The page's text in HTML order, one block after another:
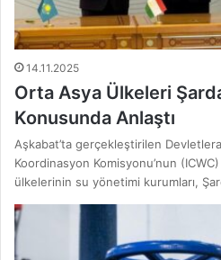
14.11.2025
Orta Asya Ülkeleri
Konusunda Anlaştı
Aşkabat’ta gerçekleştirilen
Koordinasyon Komisyonu’nun
ülkelerinin su yönetimi kurumları,